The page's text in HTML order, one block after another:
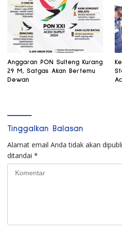
Anggaran PON Sulteng Kurang
29 M, Satgas Akan Bertemu
Dewan
Tinggalkan Balasan
Alamat email Anda tidak akan
ditandai *